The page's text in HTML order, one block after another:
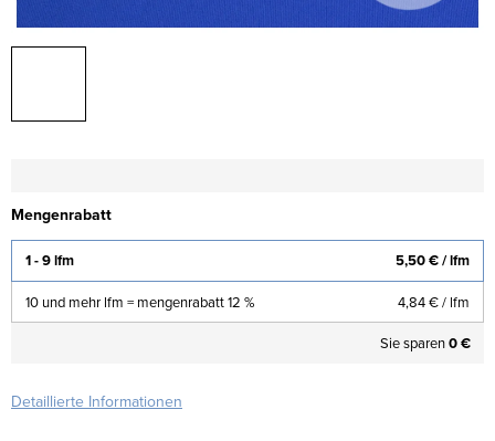
Mengenrabatt
1 - 9 lfm 5,50 €/ lfm
10 und mehr lfm = mengenrabatt 12 % 4,84 €/ lfm
Sie sparen0 €
Detaillierte Informationen